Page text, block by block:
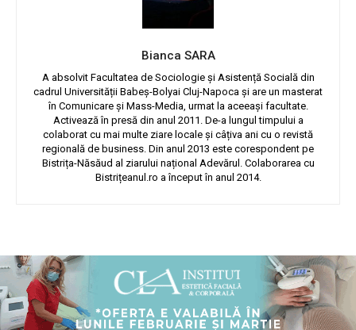
Bianca SARA
A absolvit Facultatea de Sociologie și Asistență Socială din
cadrul Universității Babeș-Bolyai Cluj-Napoca și are un masterat
în Comunicare și Mass-Media, urmat la aceeași facultate.
Activează în presă din anul 2011. De-a lungul timpului a
colaborat cu mai multe ziare locale și câțiva ani cu o revistă
regională de business. Din anul 2013 este corespondent pe
Bistrița-Năsăud al ziarului național Adevărul. Colaborarea cu
Bistrițeanul.ro a început în anul 2014.